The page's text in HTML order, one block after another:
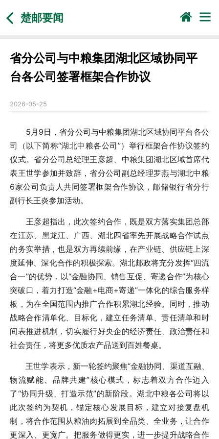
楚邮要闻
省分公司与中粮集团湖北区域协同平
台各公司签署框架合作协议
2026-05-25
5月9日，省分公司与中粮集团湖北区域协同平台各公
司（以下简称“湖北中粮各公司”）举行框架合作协议签约
仪式。省分公司总经理王彦超、中粮集团湖北区域首席代
表王世学参加并致辞，省分公司副总经理罗燕与湖北中粮
6家公司负责人共同签署框架合作协议，邮储银行省分行
副行长王炎参加活动。
王彦超指出，此次签约合作，既是双方落实集团总部
在江苏、黑龙江、广西、湖北四省率先开展战略合作试点
的务实举措，也是双方再续前缘，在产业链、供应链上深
度延伸、深化合作的积极探索。湖北邮政将充分发挥“四流
合一”的优势，以“金融协同、销售互促、寄递合作”为核心
突破口，着力打造“金融+电商+寄递”一体化的综合服务样
板，为在全国范围内推广合作积累湖北经验。同时，推动
战略合作清单化、目标化，建立任务清单、责任清单和时
间表推进机制，切实履行好央企的经济责任、政治责任和
社会责任，将更多优质农产品送到百姓餐桌。
王世学表示，新一轮签约聚焦“金融协同、渠道互融、
物流赋能、品牌共建”核心模式，标志着双方合作迈入
了“协同升级、打造示范”的新阶段。湖北中粮各公司将以
此次签约为契机，锚定核心发展目标，建立对接复盘机
制，将合作范围从粮油肉拓展到全品类、全业务，让合作
更深入、更宽广。把服务做得更实，进一步提升战略合作